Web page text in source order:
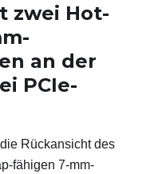
zwei Hot-
an der
PCIe-
Rückansicht des
fähigen 7-mm-